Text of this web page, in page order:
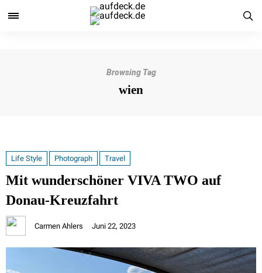
Browsing Tag
wien
Life Style Photograph Travel
Mit wunderschöner VIVA TWO auf
Donau-Kreuzfahrt
Carmen Ahlers Juni 22, 2023